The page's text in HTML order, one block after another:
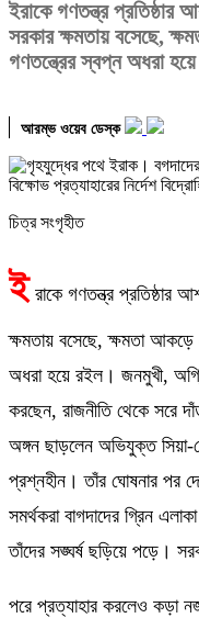
ইরাকে গণতন্ত্র প্রতিষ্ঠার
সরকার ক্ষমতায় বসেছে,
গণতন্ত্রের স্বপ্ন অধরা
আরম্ভ ওয়েব ডেস্ক
চিত্র সংগৃহীত
ই রাকে গণতন্ত্র প্রতিষ্ঠার
ক্ষমতায় বসেছে, ক্ষমতা আকড়ে
অধরা হয়ে রইল। জনমুখী,
করছেন, রাজনীতি থেকে সরে
অঙ্গন ছাড়লেন অভিযুক্ত সিয়া-
প্রশ্নহীন। তাঁর ঘোষনার পর
সমর্থকরা বাগদাদের গ্রিন
তাঁদের সঙ্ঘর্ষ ছড়িয়ে পড়ে।
পরে প্রত্যাহার করলেও কড়া